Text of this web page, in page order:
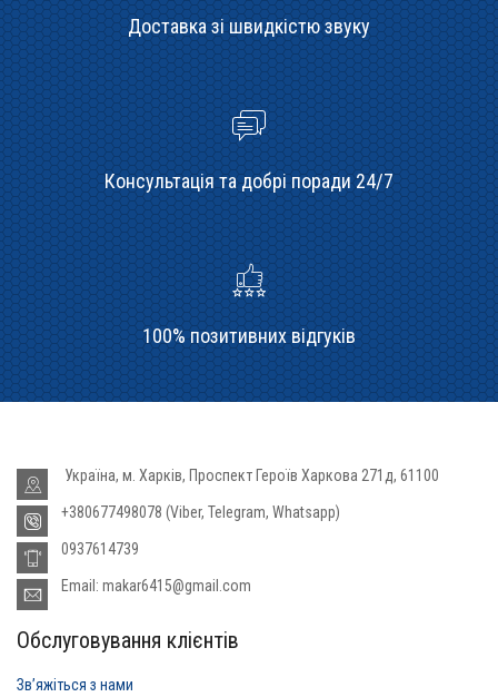
Доставка зі швидкістю звуку
Консультація та добрі поради 24/7
100% позитивних відгуків
Україна, м. Харків, Проспект Героїв Харкова 271д, 61100
+380677498078 (Viber, Telegram, Whatsapp)
0937614739
Email: makar6415@gmail.com
Обслуговування клієнтів
Звʼяжіться з нами